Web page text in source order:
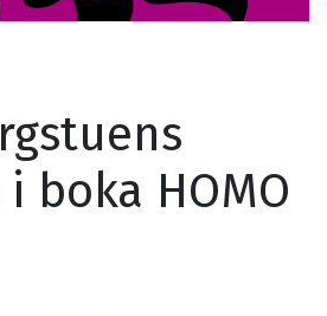
boka HOMO